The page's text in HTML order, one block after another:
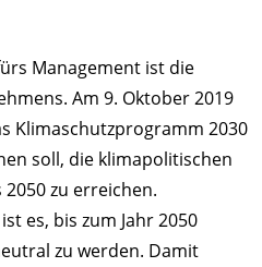
Management ist die
Am 9. Oktober 2019
Klimaschutzprogramm 2030
soll, die klimapolitischen
zu erreichen.
es, bis zum Jahr 2050
zu werden. Damit